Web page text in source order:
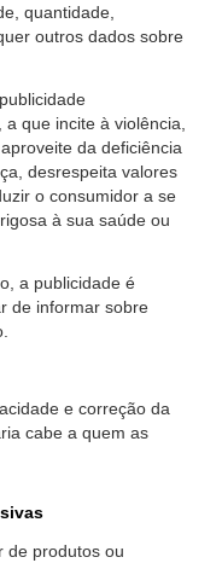
quantidade,
outros dados sobre
que incite à violência,
da deficiência
desrespeita valores
o consumidor a se
à sua saúde ou
a publicidade é
de informar sobre
e correção da
cabe a quem as
de produtos ou